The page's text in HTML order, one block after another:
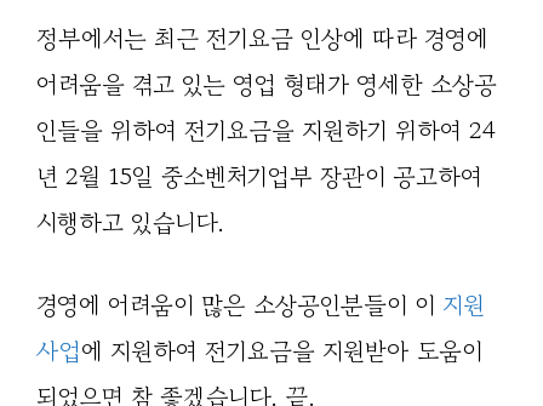
정부에서는 최근 전기요금 인상에 따라 경영에
어려움을 겪고 있는 영업 형태가 영세한 소상공
인들을 위하여 전기요금을 지원하기 위하여 24
년 2월 15일 중소벤처기업부 장관이 공고하여
시행하고 있습니다.
경영에 어려움이 많은 소상공인분들이 이 지원
사업에 지원하여 전기요금을 지원받아 도움이
되었으면 참 좋겠습니다. 끝.